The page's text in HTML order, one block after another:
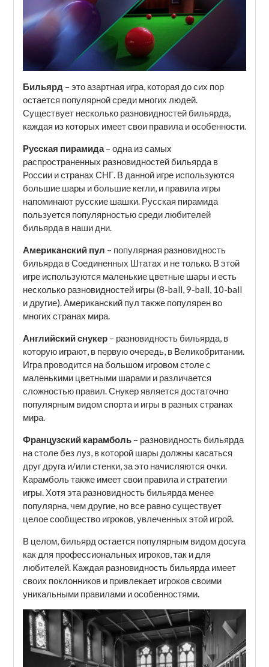
Бильярд – это азартная игра, которая до сих пор
остается популярной среди многих людей.
Существует несколько разновидностей бильярда,
каждая из которых имеет свои правила и особенности.
Русская пирамида– одна из самых
распространенных разновидностей бильярда в
России и странах СНГ. В данной игре используются
большие шары и большие кегли, и правила игры
напоминают русские шашки. Русская пирамида
пользуется популярностью среди любителей
бильярда в наши дни.
Американский пул – популярная разновидность
бильярда в Соединенных Штатах и не только. В этой
игре используются маленькие цветные шары и есть
несколько разновидностей игры (8-ball, 9-ball, 10-ball
и другие). Американский пул также популярен во
многих странах мира.
Английский снукер– разновидность бильярда, в
которую играют, в первую очередь, в Великобритании.
Игра проводится на большом игровом столе с
маленькими цветными шарами и различается
сложностью правил. Снукер является достаточно
популярным видом спорта и игры в разных странах
мира.
Французский карамболь– разновидность бильярда
на столе без луз, в которой шары должны касаться
друг друга и/или стенки, за это начисляются очки.
Карамболь также имеет свои правила и стратегии
игры. Хотя эта разновидность бильярда менее
популярна, чем другие, но все равно существует
целое сообщество игроков, увлеченных этой игрой.
В целом, бильярд остается популярным видом досуга
как для профессиональных игроков, так и для
любителей. Каждая разновидность бильярда имеет
своих поклонников и привлекает игроков своими
уникальными правилами и особенностями.